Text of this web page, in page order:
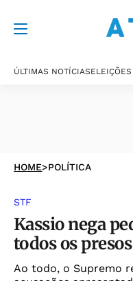
ÚLTIMAS NOTÍCIAS
HOME>POLÍTICA
STF
Kassio nega
todos os
Ao todo, o Supremo